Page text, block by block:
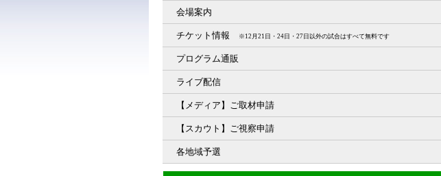
会場案内
チケット情報 ※12月21日・24日・27日以外の試合はすべて無料です
プログラム通販
ライブ配信
【メディア】ご取材申請
【スカウト】ご視察申請
各地域予選